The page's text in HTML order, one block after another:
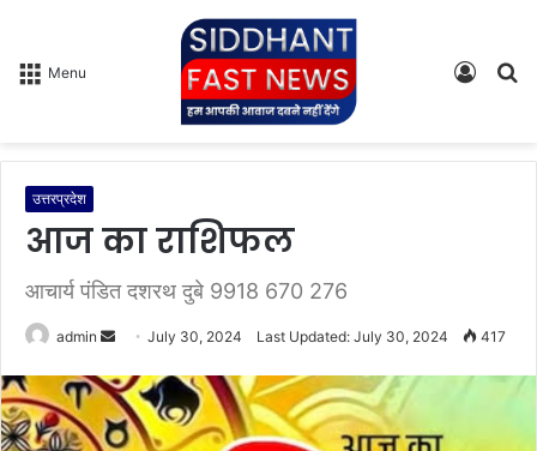
Menu
Log
उत्तरप्रदेश
आज का राशिफल
आचार्य पंडित दशरथ दुबे 9918 670 276
admin
n
d
July 30, 2024 Last Updated: July 30, 2024 417